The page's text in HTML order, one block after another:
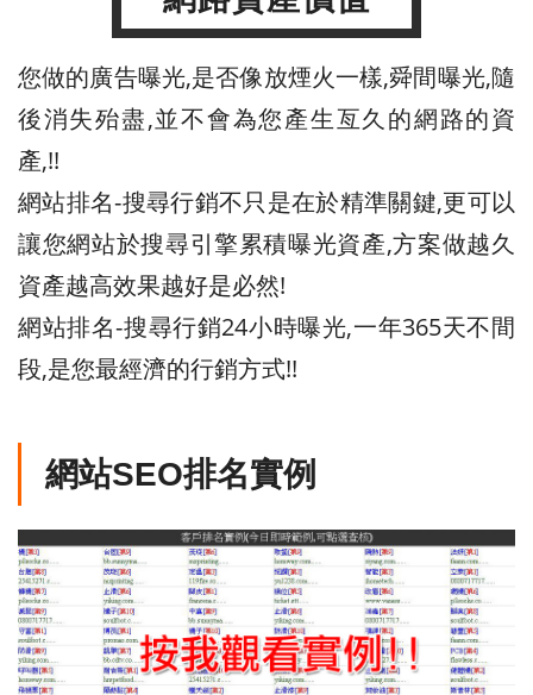
您做的廣告曝光,是否像放煙火一樣,舜間曝光,隨
後消失殆盡,並不會為您產生亙久的網路的資
產,!!
網站排名-搜尋行銷不只是在於精準關鍵,更可以
讓您網站於搜尋引擎累積曝光資產,方案做越久
資產越高效果越好是必然!
網站排名-搜尋行銷24小時曝光,一年365天不間
段,是您最經濟的行銷方式!!
網站SEO排名實例